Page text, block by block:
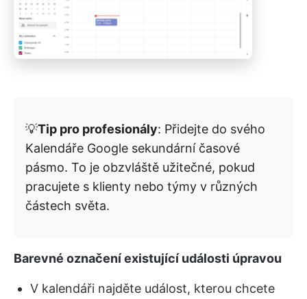
💡Tip pro profesionály: Přidejte do svého
Kalendáře Google sekundární časové
pásmo. To je obzvláště užitečné, pokud
pracujete s klienty nebo týmy v různých
částech světa.
Barevné označení existující události úpravou
V kalendáři najděte událost, kterou chcete